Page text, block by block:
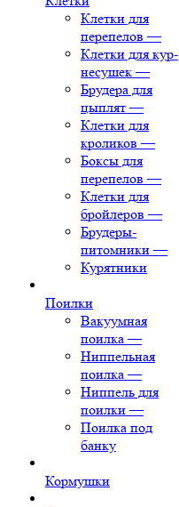
Клетки для
перепелов —
Клетки для кур-
несушек —
Брудера для
цыплят —
Клетки для
кроликов —
Боксы для
перепелов —
Клетки для
бройлеров —
Брудеры-
питомники —
Курятники
Поилки
Вакуумная
поилка —
Ниппельная
поилка —
Ниппель для
поилки —
Поилка под
банку
Кормушки